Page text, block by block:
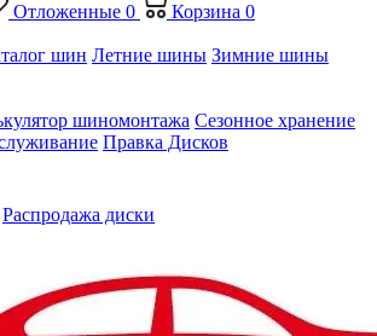
Отложенные 0 Корзина 0
шин Летние шины Зимние шины
шиномонтажа Сезонное хранение
Правка Дисков
Распродажа диски